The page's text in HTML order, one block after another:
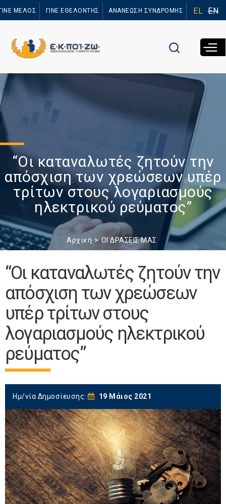
προς το
ΜΕΛΟΣ ΓΙΝΕ ΕΘΕΛΟΝΤΗΣ ΑΝΑΝΕΩΣΗ ΣΥΝΔΡΟΜΗΣ EL EN
“Οι καταναλωτές ζητούν την
απόσχιση των χρεώσεων υπέρ
τρίτων στους λογαριασμούς
ηλεκτρικού ρεύματος”
Αρχική ΟΙ ΔΡΑΣΕΙΣ ΜΑΣ
“Οι καταναλωτές ζητούν την
απόσχιση των χρεώσεων
υπέρ τρίτων στους
λογαριασμούς ηλεκτρικού
ρεύματος”
Ημ/νία Δημοσίευσης: 19 Μάιος 2021